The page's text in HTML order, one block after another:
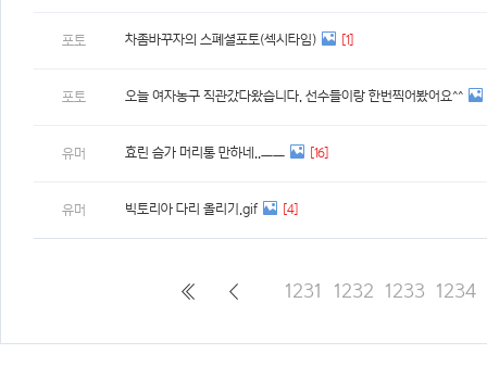
포토 차좀바꾸자의 스폐셜포토(섹시타임) [1]
포토 오늘 여자농구 직관갔다왔습니다. 선수들이랑 한번찍어봤어요^^
유머 효린 슴가 머리통 만하네..ㅡㅡ [16]
유머 빅토리아 다리 올리기.gif [4]
1231 1232 1233 1234